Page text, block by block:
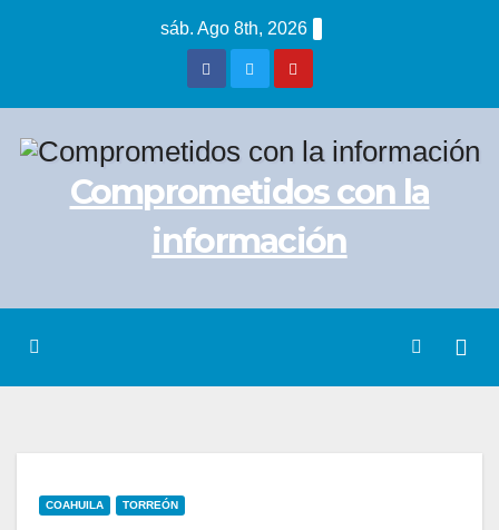
sáb. Ago 8th, 2026
Comprometidos con la
información
COAHUILA TORREÓN